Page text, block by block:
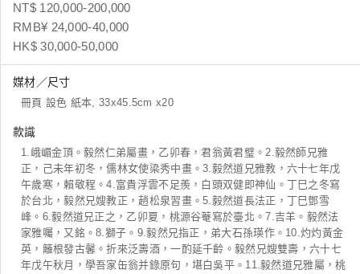
NT$ 120,000-200,000
RMB¥ 24,000-40,000
HK$ 30,000-50,000
媒材／尺寸
冊頁 設色 紙本, 33x45.5cm x20
款識
1.峨嵋金頂。毅然仁弟屬畫，乙卯春，君翁黃君璧。2.毅然師兄雅
正，己未年初冬，儒林女使梁秀中畫。3.毅然道兄雅教，六十七年戊
午歲寒，賴敬程。4.富貴浮雲不足羨，白頭双健即神仙。丁巳之冬寫
於台北，毅然兄嫂教正，趙松泉習畫。5.毅然道長法正，丁巳鄧雪
峰。6.毅然道兄正之，乙卯夏，桃源谷菴寫於臺北。7.吉羊。毅然法
家雅囑，又銘。8.獅子。9.毅然兄指正，弟大石孫瑛作。10.灼灼黃金
英，籬根發古馨。折來泛壽酒，一酌延千齡。毅然兄嫂雙壽，六十七
年戊午秋月，學吾家缶翁并錄原句，堪白吳平。11.毅然道兄雅屬，桃